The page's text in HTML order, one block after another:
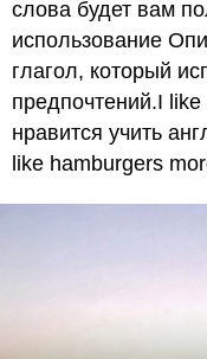
слова будет вам
использование
глагол, который
предпочтений.I
нравится учить
like hamburgers